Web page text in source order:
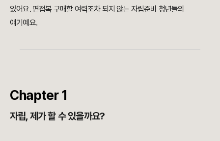
있어요. 면접복 구매할 여력조차 되지 않는 자립준비 청년들의
얘기예요.
Chapter 1
자립, 제가 할 수 있을까요?